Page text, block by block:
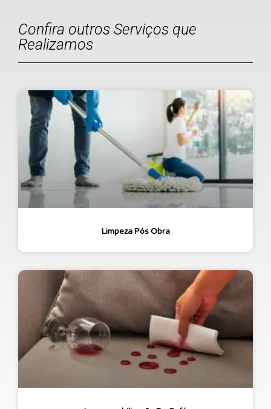
Confira outros Serviços que
Realizamos
Limpeza Pós Obra